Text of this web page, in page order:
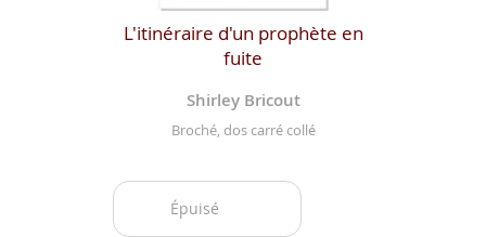
L'itinéraire d'un prophète en
fuite
Shirley Bricout
Broché, dos carré collé
Épuisé